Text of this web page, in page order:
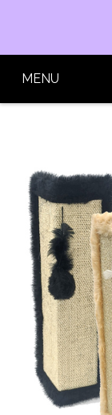
MENU
Nossos Produtos
Diferenciais
Baixar Catálogo
Blog
Contato